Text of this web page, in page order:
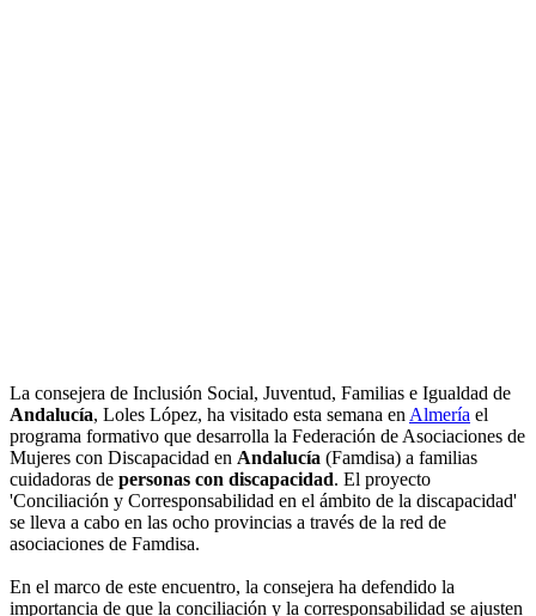
La consejera de Inclusión Social, Juventud, Familias e Igualdad de
Andalucía, Loles López, ha visitado esta semana en Almería el
programa formativo que desarrolla la Federación de Asociaciones de
Mujeres con Discapacidad en Andalucía (Famdisa) a familias
cuidadoras de personas con discapacidad. El proyecto
'Conciliación y Corresponsabilidad en el ámbito de la discapacidad'
se lleva a cabo en las ocho provincias a través de la red de
asociaciones de Famdisa.
En el marco de este encuentro, la consejera ha defendido la
importancia de que la conciliación y la corresponsabilidad se ajusten